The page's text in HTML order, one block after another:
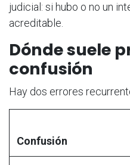
judicial: si hubo o no un
acreditable.
Dónde suele
confusión
Hay dos errores
Confusión